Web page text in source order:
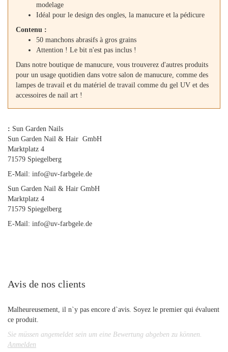
modelage
Idéal pour le design des ongles, la manucure et la pédicure
Contenu :
50 manchons abrasifs à gros grains
Attention ! Le bit n'est pas inclus !
Dans notre boutique de manucure, vous trouverez d'autres produits
pour un usage quotidien dans votre salon de manucure, comme des
lampes de travail et du matériel de travail comme du gel UV et des
accessoires de nail art !
: Sun Garden Nails
Sun Garden Nail & Hair GmbH
Marktplatz 4
71579 Spiegelberg
E-Mail: info@uv-farbgele.de
Sun Garden Nail & Hair GmbH
Marktplatz 4
71579 Spiegelberg
E-Mail: info@uv-farbgele.de
Avis de nos clients
Malheureusement, il n`y pas encore d`avis. Soyez le premier qui évaluent
ce produit.
Sie müssen angemeldet sein um eine Bewertung abgeben zu können.
Anmelden